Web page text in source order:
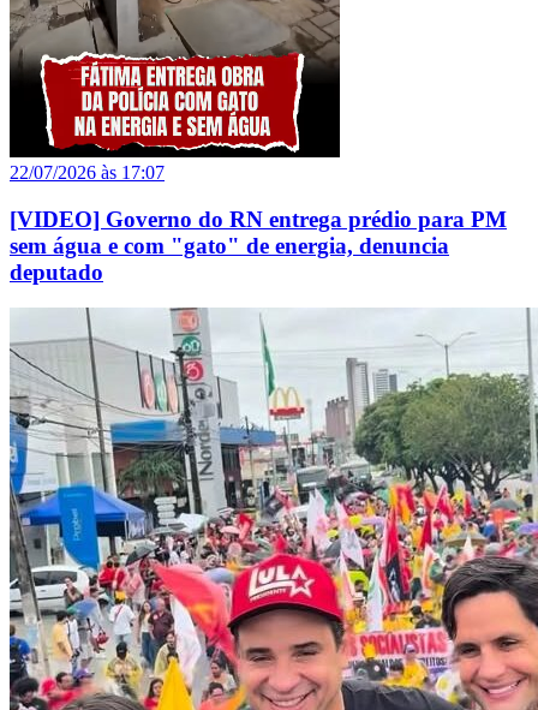
22/07/2026 às 17:07
[VIDEO] Governo do RN entrega prédio para PM
sem água e com "gato" de energia, denuncia
deputado